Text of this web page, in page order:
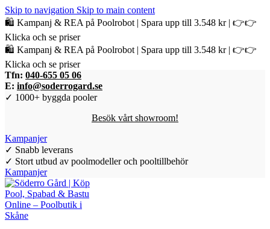
Skip to navigation Skip to main content
🛍️ Kampanj & REA på Poolrobot | Spara upp till 3.548 kr | 👉👉
Klicka och se priser
🛍️ Kampanj & REA på Poolrobot | Spara upp till 3.548 kr | 👉👉
Klicka och se priser
Tfn: 040-655 05 06
E: info@soderrogard.se
✓ 1000+ byggda pooler
Besök vårt showroom!
Kampanjer
✓ Snabb leverans
✓ Stort utbud av poolmodeller och pooltillbehör
Kampanjer